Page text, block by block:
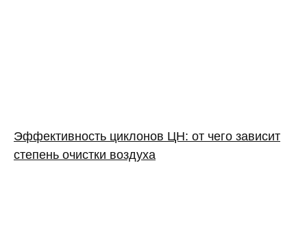
Эффективность циклонов ЦН: от чего зависит
степень очистки воздуха